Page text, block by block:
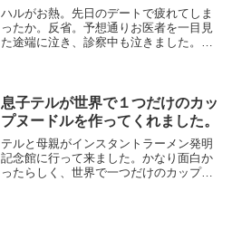
ハルがお熱。先日のデートで疲れてしま
ったか。反省。予想通りお医者を一目見
た途端に泣き、診察中も泣きました。先
て、ゆっくり過ごしました...
息子テルが世界で１つだけのカッ
プヌードルを作ってくれました。
テルと母親がインスタントラーメン発明
記念館に行って来ました。かなり面白か
ったらしく、世界で一つだけのカップヌ